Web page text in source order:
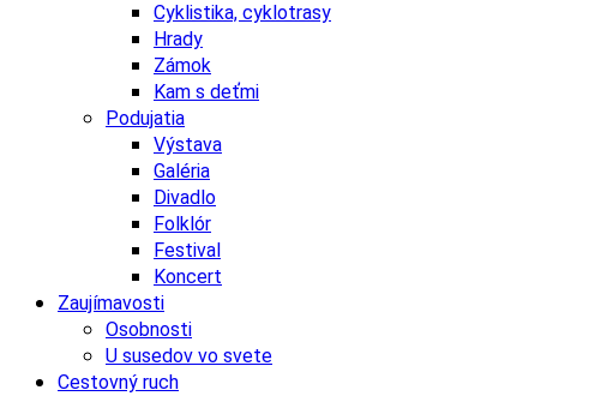
Cyklistika, cyklotrasy
Hrady
Zámok
Kam s deťmi
Podujatia
Výstava
Galéria
Divadlo
Folklór
Festival
Koncert
Zaujímavosti
Osobnosti
U susedov vo svete
Cestovný ruch